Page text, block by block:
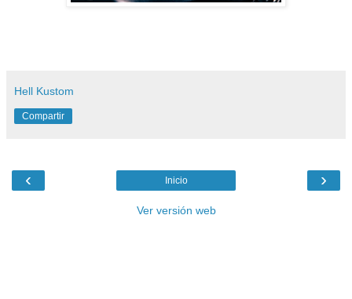
Hell Kustom
Compartir
‹ ›
Inicio
Ver versión web